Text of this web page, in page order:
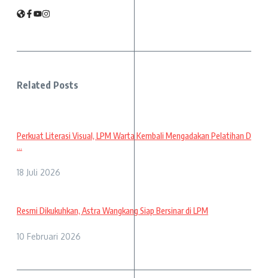
Related Posts
Perkuat Literasi Visual, LPM Warta Kembali Mengadakan Pelatihan D
...
18 Juli 2026
Resmi Dikukuhkan, Astra Wangkang Siap Bersinar di LPM
10 Februari 2026